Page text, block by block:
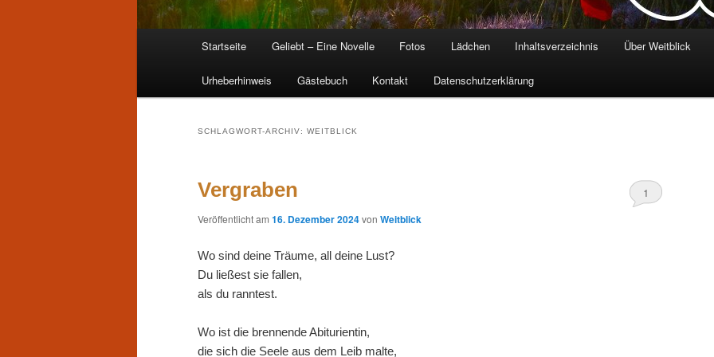
Zum
primären
Inhalt
Zum
sekundären
Inhalt
Startseite Geliebt – Eine Novelle Fotos Lädchen Inhaltsverzeichnis Über Weitblick
Urheberhinweis Gästebuch Kontakt Datenschutzerklärung
SCHLAGWORT-ARCHIV: WEITBLICK
Vergraben
Veröffentlicht am 16. Dezember 2024von Weitblick
1
Wo sind deine Träume, all deine Lust?
Du ließest sie fallen,
als du ranntest.
Wo ist die brennende Abiturientin,
die sich die Seele aus dem Leib malte,